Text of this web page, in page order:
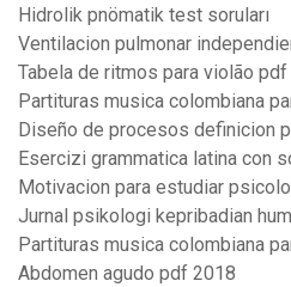
Hidrolik pnömatik test soruları
Ventilacion pulmonar
Tabela de ritmos para violão pdf
Partituras musica colombiana
Diseño de procesos definicion
Esercizi grammatica latina con
Motivacion para estudiar
Jurnal psikologi kepribadian
Partituras musica colombiana
Abdomen agudo pdf 2018